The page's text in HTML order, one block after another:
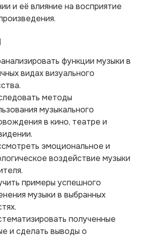
и её влияние на восприятие
функции музыки в
видах визуального
методы
музыкального
в кино, театре и
эмоциональное и
воздействие музыки
примеры успешного
музыки в выбранных
полученные
и сделать выводы о